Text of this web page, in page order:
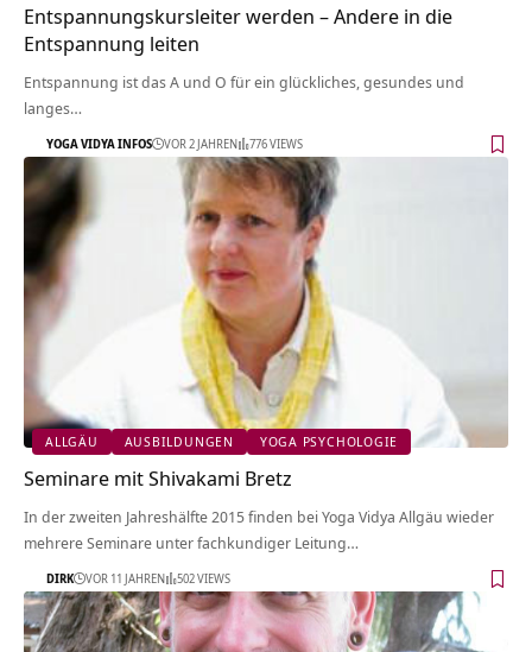
Entspannungskursleiter werden – Andere in die
Entspannung leiten
Entspannung ist das A und O für ein glückliches, gesundes und
langes…
YOGA VIDYA INFOS VOR 2 JAHREN 776 VIEWS
ALLGÄU AUSBILDUNGEN YOGA PSYCHOLOGIE
Seminare mit Shivakami Bretz
In der zweiten Jahreshälfte 2015 finden bei Yoga Vidya Allgäu wieder
mehrere Seminare unter fachkundiger Leitung…
DIRK VOR 11 JAHREN 502 VIEWS